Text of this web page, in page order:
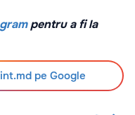
pentru a fi la
pe Google